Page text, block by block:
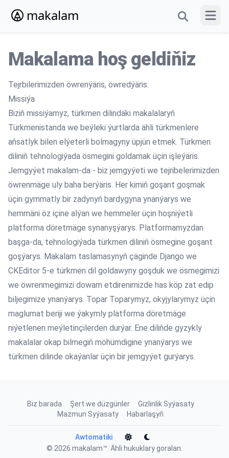
makalam
Makalama hoş geldiňiz
Tejrbilerimizden öwrenýäris, öwredýäris.
Missiýa
Biziň missiýamyz, türkmen dilindäki makalalaryň
Türkmenistanda we beýleki ýurtlarda ähli türkmenlere
aňsatlyk bilen elýeterli bolmagyny üpjün etmek. Türkmen
diliniň tehnologiýada ösmegini goldamak üçin işleýäris.
Jemgyýet makalam-da - biz jemgyýeti we tejribelerimizden
öwrenmäge uly baha berýäris. Her kimiň goşant goşmak
üçin gymmatly bir zadynyň bardygyna ynanýarys we
hemmäni öz içine alýan we hemmeler üçin hoşniýetli
platforma döretmäge synanyşýarys. Platformamyzdan
başga-da, tehnologiýada türkmen diliniň ösmegine goşant
goşýarys. Makalam taslamasynyň çäginde Django we
CKEditor 5-e türkmen dil goldawyny goşduk we ösmegimizi
we öwrenmegimizi dowam etdirenimizde has köp zat edip
biljegimize ynanýarys. Topar Toparymyz, okyjylarymyz üçin
maglumat beriji we ýakymly platforma döretmäge
niýetlenen meýletinçilerden durýar. Ene diliňde gyzykly
makalalar okap bilmegiň möhümdigine ynanýarys we
türkmen dilinde okaýanlar üçin bir jemgyýet gurýarys.
Biz barada Şert we düzgünler
Gizlinlik Syýasaty
Mazmun Syýasaty
Habarlaşyň
Awtomatiki
© 2026 makalam™ . Ähli hukuklary goralan.